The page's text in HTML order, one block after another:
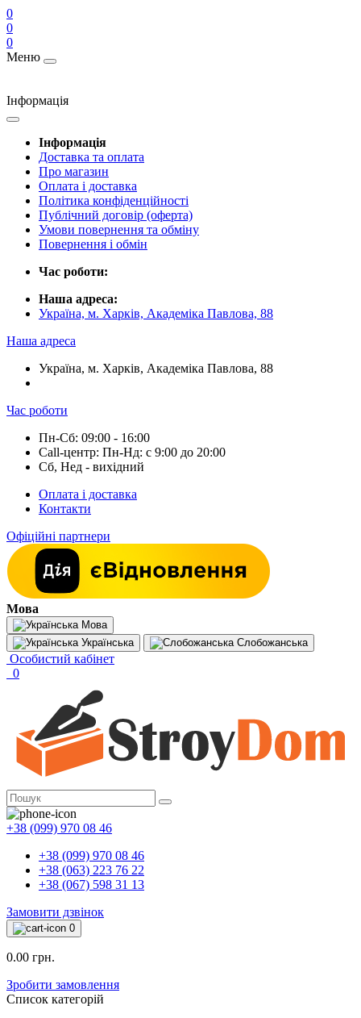
0
0
0
Меню
Інформація
Інформація
Доставка та оплата
Про магазин
Оплата і доставка
Політика конфіденційності
Публічний договір (оферта)
Умови повернення та обміну
Повернення і обмін
Час роботи:
Наша адреса:
Україна, м. Харків, Академіка Павлова, 88
Наша адреса
Україна, м. Харків, Академіка Павлова, 88
Час роботи
Пн-Сб: 09:00 - 16:00
Call-центр: Пн-Нд: с 9:00 до 20:00
Сб, Нед - вихідний
Оплата і доставка
Контакти
Офіційні партнери
Мова
Мова
Українська
Слобожанська
Особистий кабінет
0
+38 (099) 970 08 46
+38 (099) 970 08 46
+38 (063) 223 76 22
+38 (067) 598 31 13
Замовити дзвінок
0
0.00 грн.
Зробити замовлення
Список категорій